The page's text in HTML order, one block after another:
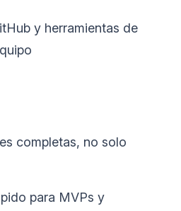
y herramientas de
completas, no solo
para MVPs y